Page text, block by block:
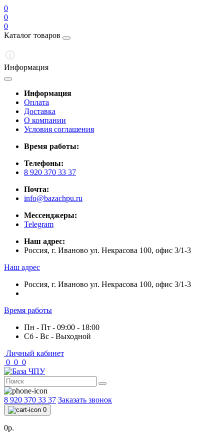
0
0
0
Каталог товаров
Информация
Информация
Оплата
Доставка
О компании
Условия соглашения
Время работы:
Телефоны:
8 920 370 33 37
Почта:
info@bazachpu.ru
Мессенджеры:
Telegram
Наш адрес:
Россия, г. Иваново ул. Некрасова 100, офис 3/1-3
Наш адрес
Россия, г. Иваново ул. Некрасова 100, офис 3/1-3
Время работы
Пн - Пт - 09:00 - 18:00
Сб - Вс - Выходной
Личный кабинет
0 0 0
8 920 370 33 37 Заказать звонок
0
0р.